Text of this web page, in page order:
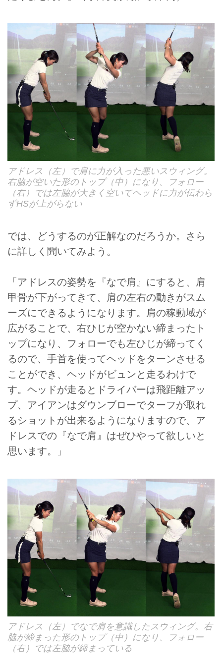
アドレス（左）で肩に力が入った悪いスウィング。
右脇が空いた形のトップ（中）になり、フォロー
（右）では左脇が大きく空いてヘッドに力が伝わら
ずHSが上がらない
では、どうするのが正解なのだろうか。さら
に詳しく聞いてみよう。
「アドレスの姿勢を『なで肩』にすると、肩
甲骨が下がってきて、肩の左右の動きがスム
ーズにできるようになります。肩の稼動域が
広がることで、右ひじが空かない締まったト
ップになり、フォローでも左ひじが締ってく
るので、手首を使ってヘッドをターンさせる
ことができ、ヘッドがビュンと走るわけで
す。ヘッドが走るとドライバーは飛距離アッ
プ、アイアンはダウンブローでターフが取れ
るショットが出来るようになりますので、ア
ドレスでの『なで肩』はぜひやって欲しいと
思います。」
アドレス（左）でなで肩を意識したスウィング。右
脇が締まった形のトップ（中）になり、フォロー
（右）では左脇が締まっている